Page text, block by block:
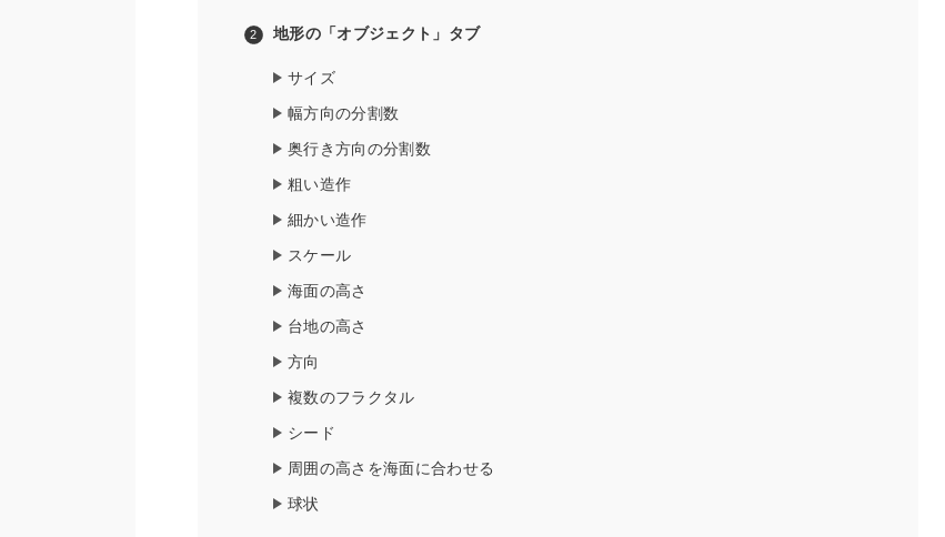
地形の「オブジェクト」タブ
サイズ
幅方向の分割数
奥行き方向の分割数
粗い造作
細かい造作
スケール
海面の高さ
台地の高さ
方向
複数のフラクタル
シード
周囲の高さを海面に合わせる
球状